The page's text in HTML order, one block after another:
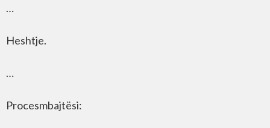
…
Heshtje.
…
Procesmbajtësi: